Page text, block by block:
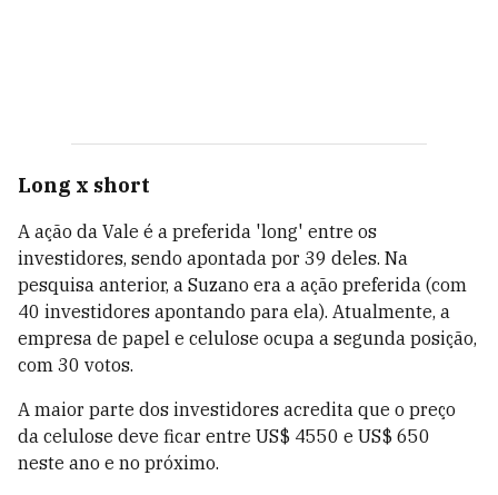
Long x short
A ação da Vale é a preferida 'long' entre os
investidores, sendo apontada por 39 deles. Na
pesquisa anterior, a Suzano era a ação preferida (com
40 investidores apontando para ela). Atualmente, a
empresa de papel e celulose ocupa a segunda posição,
com 30 votos.
A maior parte dos investidores acredita que o preço
da celulose deve ficar entre US$ 4550 e US$ 650
neste ano e no próximo.